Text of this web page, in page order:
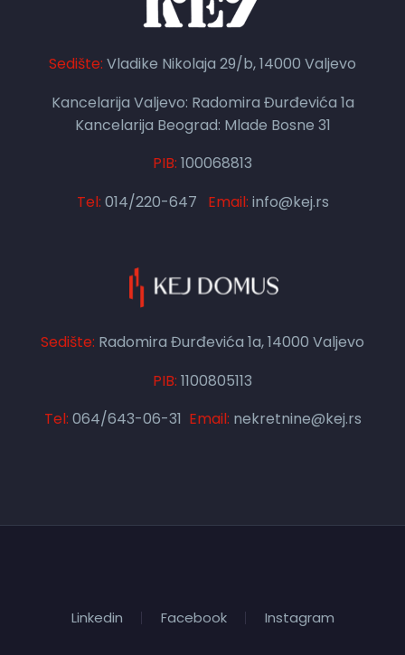
Sedište: Vladike Nikolaja 29/b, 14000 Valjevo
Kancelarija Valjevo: Radomira Đurđevića 1a
Kancelarija Beograd: Mlade Bosne 31
PIB: 100068813
Tel: 014/220-647 Email: info@kej.rs
Sedište: Radomira Đurđevića 1a, 14000 Valjevo
PIB: 1100805113
Tel: 064/643-06-31 Email: nekretnine@kej.rs
Linkedin Facebook Instagram